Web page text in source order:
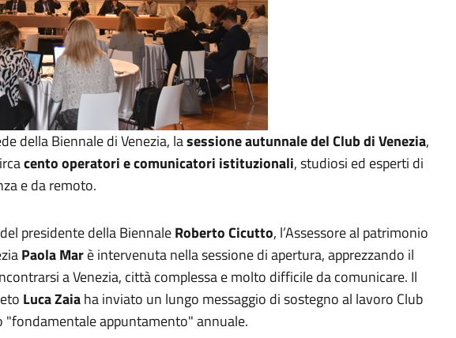
della Biennale di Venezia, lasessione autunnale del Club di Venezia,
cento operatori e comunicatori istituzionali, studiosi ed esperti di
e da remoto.
presidente della BiennaleRoberto Cicutto, l’Assessore al patrimonio
Paola Marè intervenuta nella sessione di apertura, apprezzando il
a Venezia, città complessa e molto difficile da comunicare. Il
Luca Zaiaha inviato un lungo messaggio di sostegno al lavoro Club
"fondamentale appuntamento" annuale.